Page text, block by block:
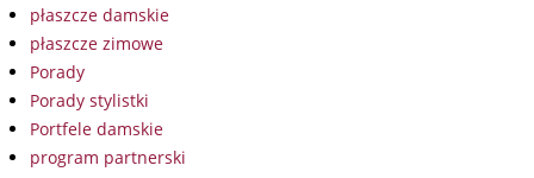
płaszcze damskie
płaszcze zimowe
Porady
Porady stylistki
Portfele damskie
program partnerski